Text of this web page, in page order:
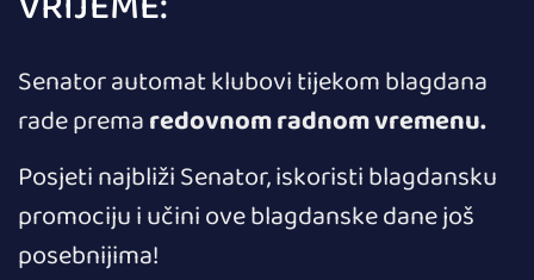
Senator automat klubovi tijekom blagdana
rade premaredovnom radnom vremenu.
Posjeti najbliži Senator, iskoristi blagdansku
promociju i učini ove blagdanske dane još
posebnijima!